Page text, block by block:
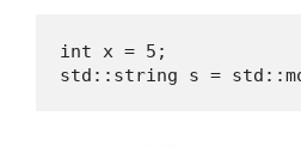
int x = 5;
std::string s =